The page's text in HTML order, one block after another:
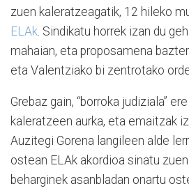
zuen kaleratzeagatik, 12 hileko
ELAk . Sindikatu horrek izan du
mahaian, eta proposamena
eta Valentziako bi zentrotako
Grebaz gain, “borroka judiziala”
kaleratzeen aurka, eta emaitzak
Auzitegi Gorena langileen alde
ostean ELAk akordioa sinatu
beharginek asanbladan onartu